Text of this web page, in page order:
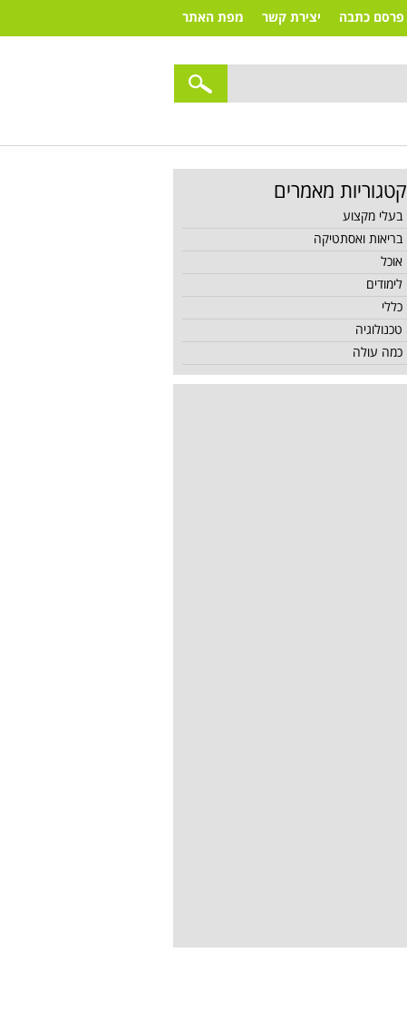
פרסם כתבה יצירת קשר מפת האתר
קטגוריות מאמרים
בעלי מקצוע
בריאות ואסתטיקה
אוכל
לימודים
כללי
טכנולוגיה
כמה עולה